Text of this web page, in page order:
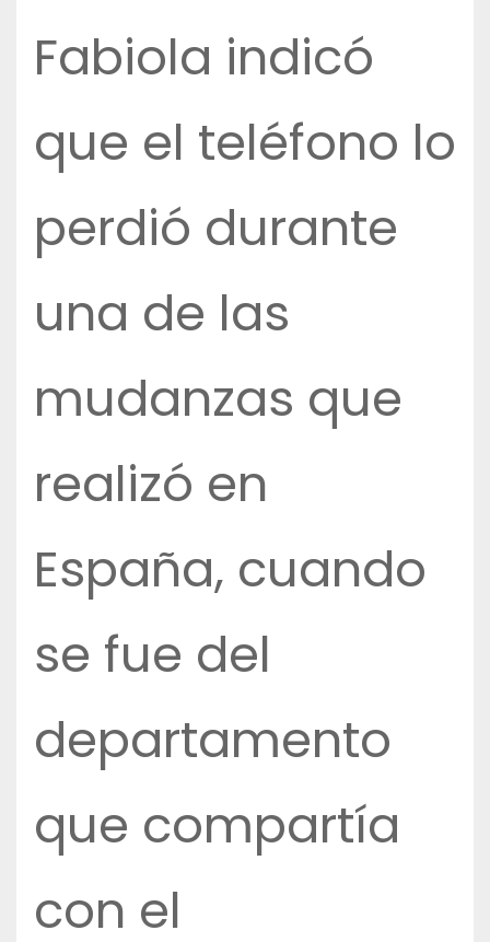
Fabiola indicó
que el teléfono lo
perdió durante
una de las
mudanzas que
realizó en
España, cuando
se fue del
departamento
que compartía
con el